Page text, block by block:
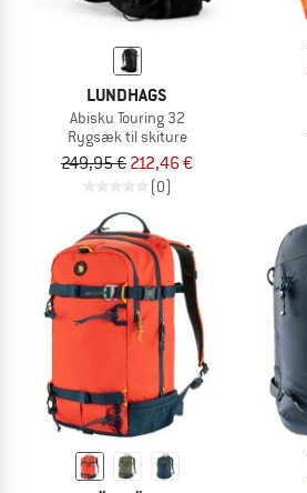
LUNDHAGS
Abisku Touring 32
Rygsæk til skiture
249,95 € 212,46 €
(0)